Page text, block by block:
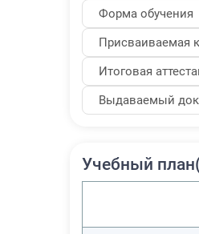
Форма обучения
Присваиваемая
Итоговая
Выдаваемый
Учебный